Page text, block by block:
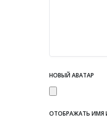
НОВЫЙ АВАТАР
ОТОБРАЖАТЬ ИМЯ